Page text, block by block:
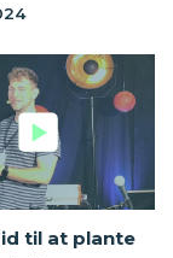
til at plante